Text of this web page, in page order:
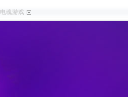
电魂游戏